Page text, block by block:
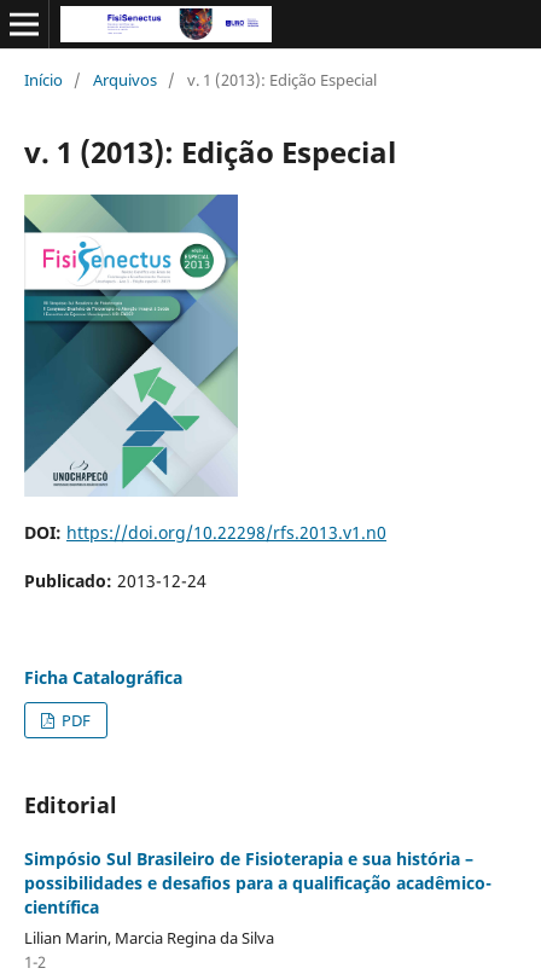
Início / Arquivos / v. 1 (2013): Edição Especial
v. 1 (2013): Edição Especial
DOI: https://doi.org/10.22298/rfs.2013.v1.n0
Publicado: 2013-12-24
Ficha Catalográfica
PDF
Editorial
Simpósio Sul Brasileiro de Fisioterapia e sua história –
possibilidades e desafios para a qualificação acadêmico-
científica
Lilian Marin, Marcia Regina da Silva
1-2